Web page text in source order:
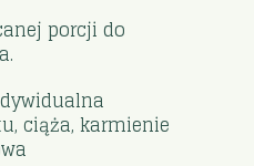
porcji do
ciąża, karmienie